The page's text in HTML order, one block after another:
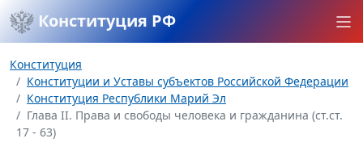
Конституция РФ
Конституция
Конституции и Уставы субъектов Российской Федерации
Конституция Республики Марий Эл
Глава II. Права и свободы человека и гражданина (ст.ст.
17 - 63)